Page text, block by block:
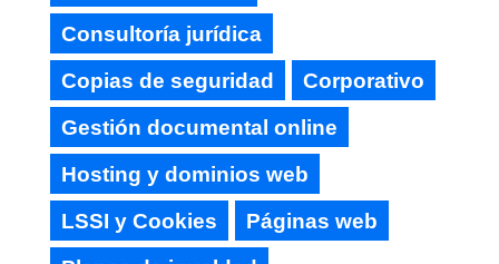
Consultoría jurídica
Copias de seguridad
Corporativo
Gestión documental online
Hosting y dominios web
LSSI y Cookies
Páginas web